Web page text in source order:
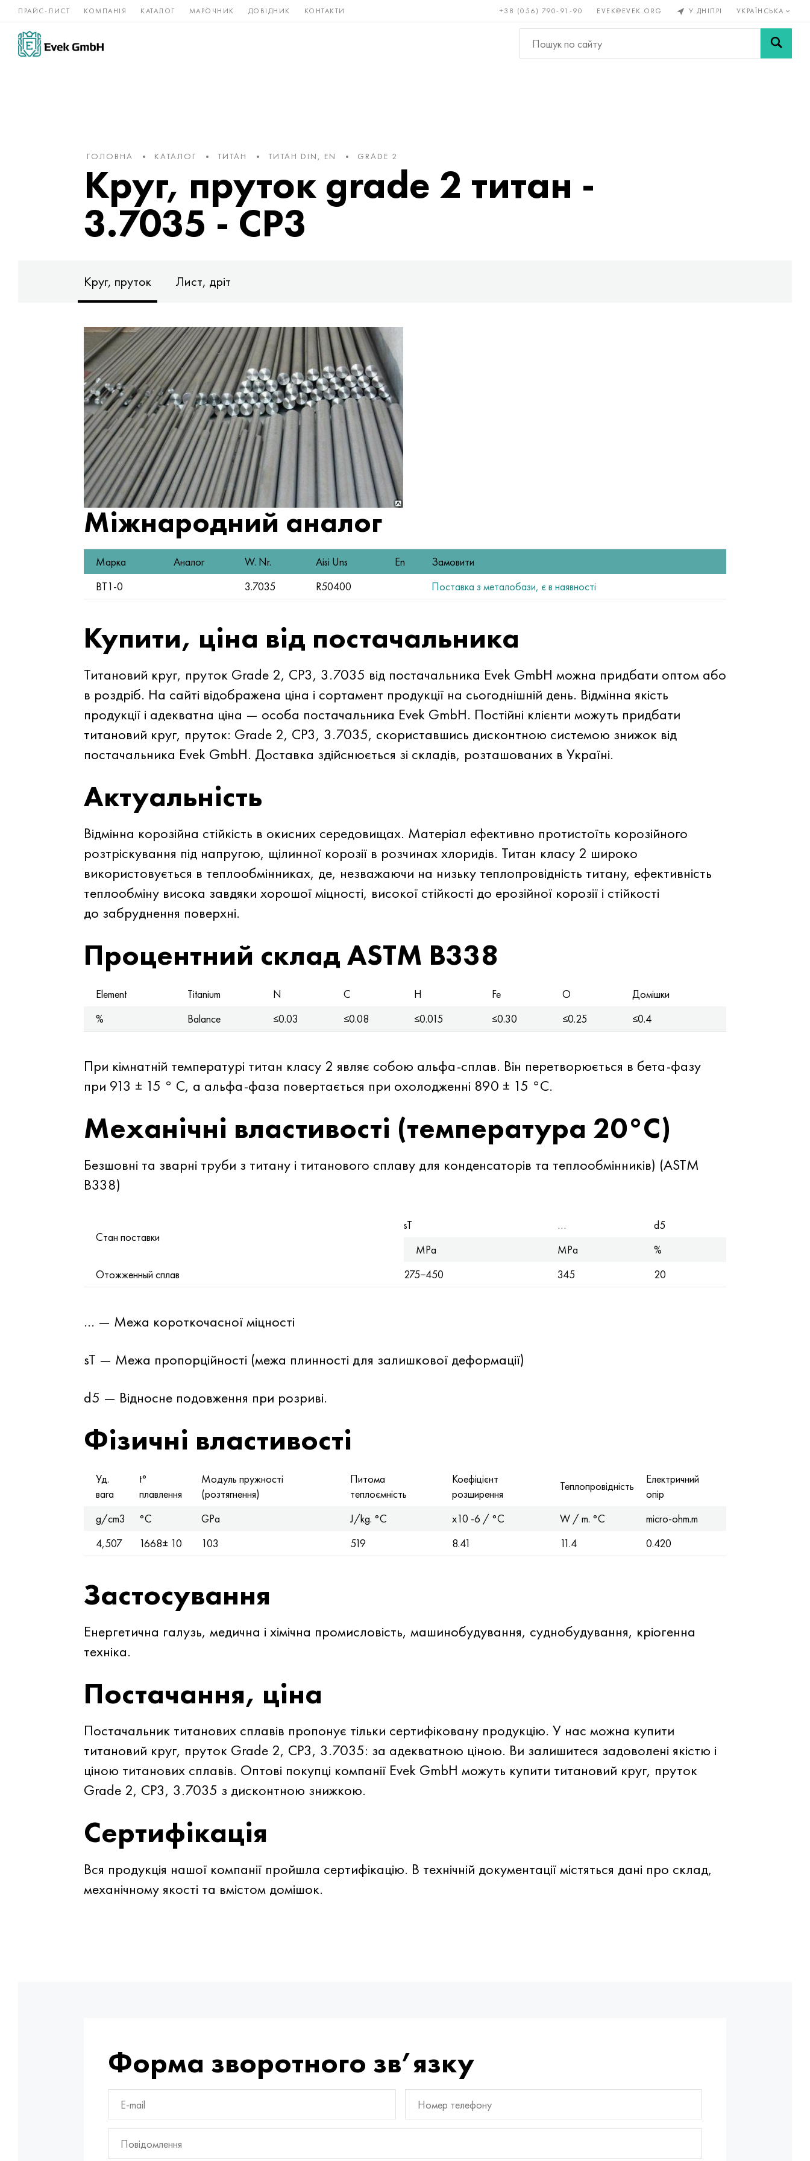
ПРАЙС-ЛИСТ КОМПАНІЯ КАТАЛОГ МАРОЧНИК ДОВІДНИК КОНТАКТИ +38 (056) 790-91-90 EVEK@EVEK.ORG У ДНІПРІ УКРАЇНСЬКА
Нікелеві
сплави
Рідкісні і Бронза, мідь, Кольорові
метали
Легована Сітки і
ГОЛОВНА КАТАЛОГ ТИТАН ТИТАН DIN, EN GRADE 2
Круг, пруток grade 2 титан -
3.7035 - CP3
Круг, пруток Лист, дріт
Міжнародний аналог
Марка Аналог W. Nr. Aisi Uns En
Замовити
ВТ1-0
3.7035 R50400 Поставка з металобази, є в наявності
Купити, ціна від постачальника
Титановий круг, пруток Grade 2, CP3, 3.7035 від постачальника Evek GmbH можна придбати оптом або
в роздріб. На сайті відображена ціна і сортамент продукції на сьогоднішній день. Відмінна якість
продукції і адекватна ціна — особа постачальника Evek GmbH. Постійні клієнти можуть придбати
титановий круг, пруток: Grade 2, CP3, 3.7035, скориставшись дисконтною системою знижок від
постачальника Evek GmbH. Доставка здійснюється зі складів, розташованих в Україні.
Актуальність
Відмінна корозійна стійкість в окисних середовищах. Матеріал ефективно протистоїть корозійного
розтріскування під напругою, щілинної корозії в розчинах хлоридів. Титан класу 2 широко
використовується в теплообмінниках, де, незважаючи на низьку теплопровідність титану, ефективність
теплообміну висока завдяки хорошої міцності, високої стійкості до ерозійної корозії і стійкості
до забруднення поверхні.
Процентний склад ASTM B338
Element Titanium N C H Fe O
Домішки
%
Balance ≤0.03 ≤0.08 ≤0.015 ≤0.30 ≤0.25 ≤0.4
При кімнатній температурі титан класу 2 являє собою альфа-сплав. Він перетворюється в бета-фазу
при 913 ± 15 ° C, а альфа-фаза повертається при охолодженні 890 ± 15 °C.
Механічні властивості (температура 20°С)
Безшовні та зварні труби з титану і титанового сплаву для конденсаторів та теплообмінників) (ASTM
B338)
Стан поставки
sT …
d5
MPa
MPa
%
Отожженный сплав
275−450 345 20
… — Межа короткочасної міцності
sT — Межа пропорційності (межа плинності для залишкової деформації)
d5 — Відносне подовження при розриві.
Фізичні властивості
Уд.
вага
t°
плавлення
Модуль пружності
(розтягнення)
Питома
теплоємність
Коефіцієнт
розширення
Теплопровідність
Електричний
опір
g/cm3
°C GPa J/kg. °C x10 -6 / °C W / m. °C
micro-ohm.m
4,507
1668± 10 103 519 8.41 11.4 0.420
Застосування
Енергетична галузь, медична і хімічна промисловість, машинобудування, суднобудування, кріогенна
техніка.
Постачання, ціна
Постачальник титанових сплавів пропонує тільки сертифіковану продукцію. У нас можна купити
титановий круг, пруток Grade 2, CP3, 3.7035: за адекватною ціною. Ви залишитеся задоволені якістю і
ціною титанових сплавів. Оптові покупці компанії Evek GmbH можуть купити титановий круг, пруток
Grade 2, CP3, 3.7035 з дисконтною знижкою.
Сертифікація
Вся продукція нашої компанії пройшла сертифікацію. В технічній документації містяться дані про склад,
механічному якості та вмістом домішок.
Форма зворотного зв’язку